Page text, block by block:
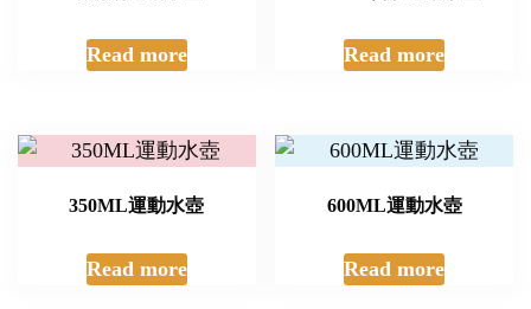
Read more Read more
350ML運動水壺
Read more
600ML運動水壺
Read more